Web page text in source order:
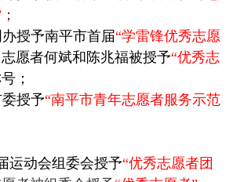
；
授予南平市首届“学雷锋优秀志愿
志愿者何斌和陈兆福被授予“优秀志
；
授予“南平市青年志愿者服务示范
运动会组委会授予“优秀志愿者团